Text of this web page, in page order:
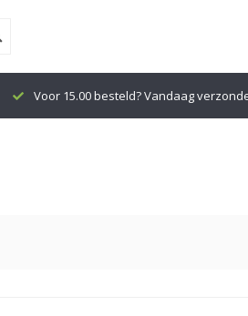
Voor 15.00 besteld? Vandaag